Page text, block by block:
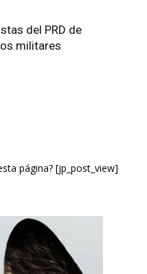
del PRD de
militares
página? [jp_post_view]